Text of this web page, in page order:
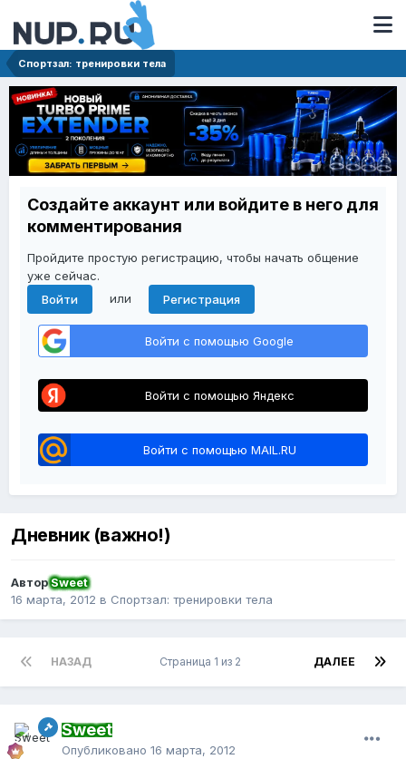
Спортзал: тренировки тела
Создайте аккаунт или войдите в него для
комментирования
Пройдите простую регистрацию, чтобы начать общение
уже сейчас.
Войти
или Регистрация
Войти с помощью Google
Войти с помощью Яндекс
Войти с помощью MAIL.RU
Дневник (важно!)
АвторSweet
16 марта, 2012 в Спортзал: тренировки тела
НАЗАД ДАЛЕЕ
Страница 1 из 2
Sweet
Опубликовано 16 марта, 2012